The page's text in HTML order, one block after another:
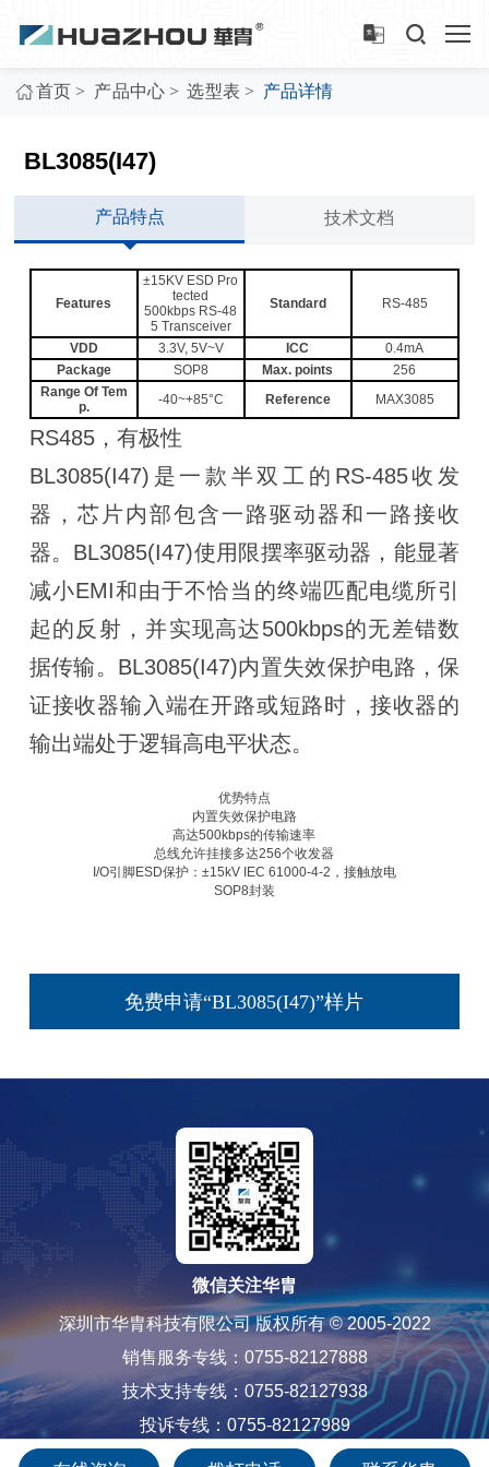
首页 > 产品中心 > 选型表 > 产品详情
BL3085(I47)
产品特点 技术文档
Features
±15KV ESD Pro
tected
500kbps RS-48
5 Transceiver
Standard RS-485
VDD 3.3V, 5V~V ICC
0.4mA
Package
SOP8 Max. points
256
Range Of Tem
p.
-40~+85°C Reference MAX3085
RS485，有极性
BL3085(I47)是一款半双工的RS-485收发
器，芯片内部包含一路驱动器和一路接收
器。BL3085(I47)使用限摆率驱动器，能显著
减小EMI和由于不恰当的终端匹配电缆所引
起的反射，并实现高达500kbps的无差错数
据传输。BL3085(I47)内置失效保护电路，保
证接收器输入端在开路或短路时，接收器的
输出端处于逻辑高电平状态。
优势特点
内置失效保护电路
高达500kbps的传输速率
总线允许挂接多达256个收发器
I/O引脚ESD保护：±15kV IEC 61000-4-2，接触放电
SOP8封装
免费申请“BL3085(I47)”样片
微信关注华胄
深圳市华胄科技有限公司 版权所有 © 2005-2022
销售服务专线：0755-82127888
技术支持专线：0755-82127938
投诉专线：0755-82127989
粤ICP备12085565号-1